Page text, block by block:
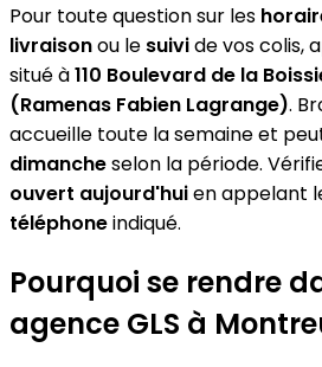
Pour toute question sur les
livraisonou le suivide vos colis,
situé à110 Boulevard de la
(Ramenas Fabien Lagrange).
accueille toute la semaine et
dimancheselon la période.
ouvert aujourd'huien appelant
téléphoneindiqué.
Pourquoi se rendre
agence GLS à